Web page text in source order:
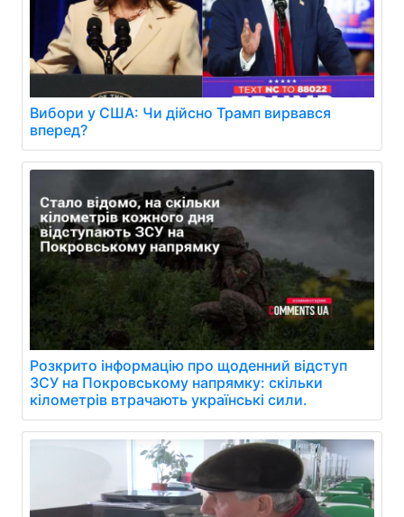
Вибори у США: Чи дійсно Трамп вирвався
вперед?
Розкрито інформацію про щоденний відступ
ЗСУ на Покровському напрямку: скільки
кілометрів втрачають українські сили.